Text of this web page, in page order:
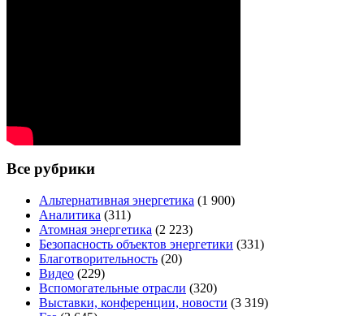
Все рубрики
Альтернативная энергетика (1 900)
Аналитика (311)
Атомная энергетика (2 223)
Безопасность объектов энергетики (331)
Благотворительность (20)
Видео (229)
Вспомогательные отрасли (320)
Выставки, конференции, новости (3 319)